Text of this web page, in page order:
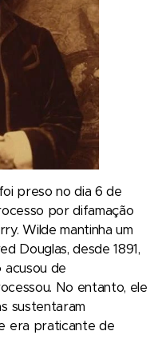
preso no dia 6 de
por difamação
Wilde mantinha um
Douglas, desde 1891,
acusou de
No entanto, ele
sustentaram
era praticante de